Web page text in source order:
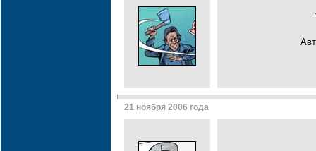
21 ноября 2006 года